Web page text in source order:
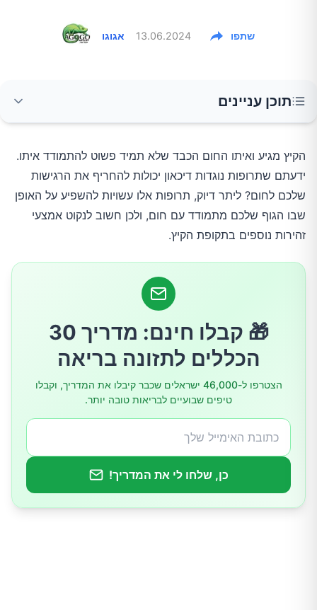
אגוגו 13.06.2024 שתפו
תוכן עניינים
כיצד תרופות נוגדות דיכאון משפיעות על הגוף?
סימנים שיש לשים לב אליהם
אמצעי הזהירות שיש לנקוט
הקיץ מגיע ואיתו החום הכבד שלא תמיד פשוט להתמודד איתו.
ידעתם שתרופות נוגדות דיכאון יכולות להחריף את הרגישות
שלכם לחום? ליתר דיוק, תרופות אלו עשויות להשפיע על האופן
שבו הגוף שלכם מתמודד עם חום, ולכן חשוב לנקוט אמצעי
זהירות נוספים בתקופת הקיץ.
🎁 קבלו חינם: מדריך 30
הכללים לתזונה בריאה
הצטרפו ל-46,000 ישראלים שכבר קיבלו את המדריך, וקבלו
טיפים שבועיים לבריאות טובה יותר.
כן, שלחו לי את המדריך!